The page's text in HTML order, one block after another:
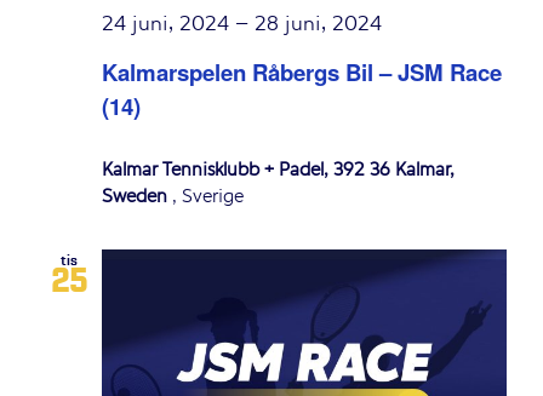
Kalmarspelen Råbergs Bil – JSM Race
(14)
24 juni, 2024 – 28 juni, 2024
Kalmar Tennisklubb + Padel, 392 36 Kalmar,
Sweden , Sverige
tis
25